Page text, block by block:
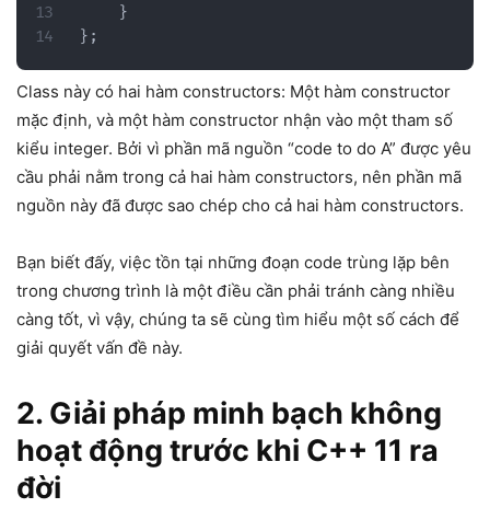
}
} ;
Class này có hai hàm constructors: Một hàm constructor
mặc định, và một hàm constructor nhận vào một tham số
kiểu integer. Bởi vì phần mã nguồn “code to do A” được yêu
cầu phải nằm trong cả hai hàm constructors, nên phần mã
nguồn này đã được sao chép cho cả hai hàm constructors.
Bạn biết đấy, việc tồn tại những đoạn code trùng lặp bên
trong chương trình là một điều cần phải tránh càng nhiều
càng tốt, vì vậy, chúng ta sẽ cùng tìm hiểu một số cách để
giải quyết vấn đề này.
2. Giải pháp minh bạch không
hoạt động trước khi C++ 11 ra
đời